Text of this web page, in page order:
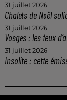
31 juillet 2026
Chalets de Noël
31 juillet 2026
Vosges : les feux
31 juillet 2026
Insolite : cette